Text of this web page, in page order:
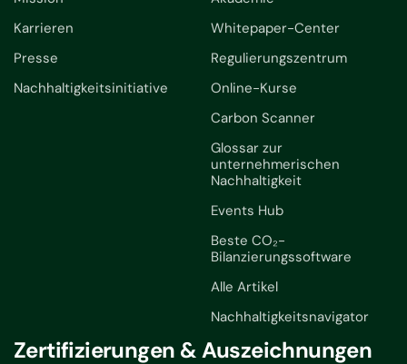
Karrieren
Presse
Nachhaltigkeitsinitiative
Whitepaper-Center
Regulierungszentrum
Online-Kurse
Carbon Scanner
Glossar zur
unternehmerischen
Nachhaltigkeit
Events Hub
Beste CO₂-
Bilanzierungssoftware
Alle Artikel
Nachhaltigkeitsnavigator
Zertifizierungen & Auszeichnungen